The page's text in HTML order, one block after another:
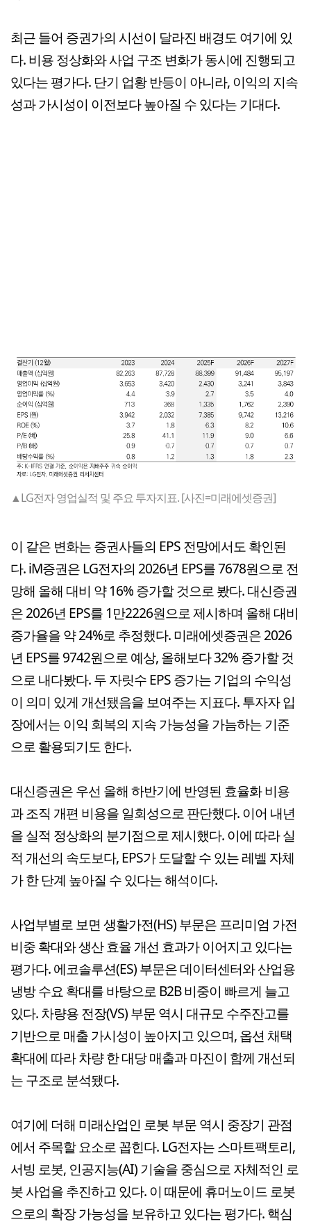
최근 들어 증권가의 시선이 달라진 배경도 여기에 있
다. 비용 정상화와 사업 구조 변화가 동시에 진행되고
있다는 평가다. 단기 업황 반등이 아니라, 이익의 지속
성과 가시성이 이전보다 높아질 수 있다는 기대다.
▲LG전자 영업실적 및 주요 투자지표. [사진=미래에셋증권]
이 같은 변화는 증권사들의 EPS 전망에서도 확인된
다. iM증권은 LG전자의 2026년 EPS를 7678원으로 전
망해 올해 대비 약 16% 증가할 것으로 봤다. 대신증권
은 2026년 EPS를 1만2226원으로 제시하며 올해 대비
증가율을 약 24%로 추정했다. 미래에셋증권은 2026
년 EPS를 9742원으로 예상, 올해보다 32% 증가할 것
으로 내다봤다. 두 자릿수 EPS 증가는 기업의 수익성
이 의미 있게 개선됐음을 보여주는 지표다. 투자자 입
장에서는 이익 회복의 지속 가능성을 가늠하는 기준
으로 활용되기도 한다.
대신증권은 우선 올해 하반기에 반영된 효율화 비용
과 조직 개편 비용을 일회성으로 판단했다. 이어 내년
을 실적 정상화의 분기점으로 제시했다. 이에 따라 실
적 개선의 속도보다, EPS가 도달할 수 있는 레벨 자체
가 한 단계 높아질 수 있다는 해석이다.
사업부별로 보면 생활가전(HS) 부문은 프리미엄 가전
비중 확대와 생산 효율 개선 효과가 이어지고 있다는
평가다. 에코솔루션(ES) 부문은 데이터센터와 산업용
냉방 수요 확대를 바탕으로 B2B 비중이 빠르게 늘고
있다. 차량용 전장(VS) 부문 역시 대규모 수주잔고를
기반으로 매출 가시성이 높아지고 있으며, 옵션 채택
확대에 따라 차량 한 대당 매출과 마진이 함께 개선되
는 구조로 분석됐다.
여기에 더해 미래산업인 로봇 부문 역시 중장기 관점
에서 주목할 요소로 꼽힌다. LG전자는 스마트팩토리,
서빙 로봇, 인공지능(AI) 기술을 중심으로 자체적인 로
봇 사업을 추진하고 있다. 이 때문에 휴머노이드 로봇
으로의 확장 가능성을 보유하고 있다는 평가다. 핵심